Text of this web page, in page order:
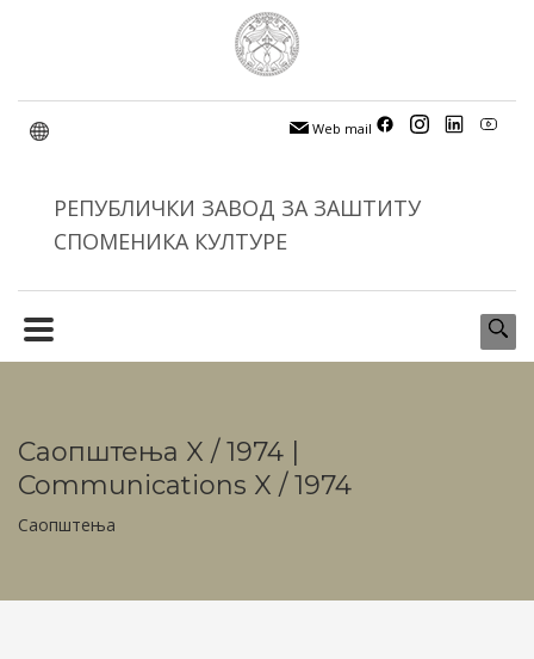
Web mail
РЕПУБЛИЧКИ ЗАВОД ЗА ЗАШТИТУ
СПОМЕНИКА КУЛТУРЕ
Саопштења X / 1974 |
Communications X / 1974
Саопштења